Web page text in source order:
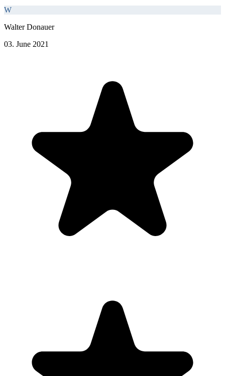
W
Walter Donauer
03. June 2021